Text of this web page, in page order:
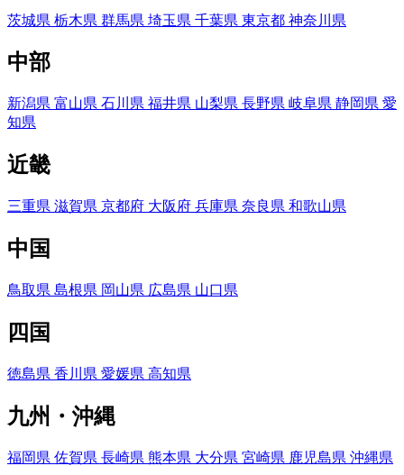
茨城県 栃木県 群馬県 埼玉県 千葉県 東京都 神奈川県
中部
新潟県 富山県 石川県 福井県 山梨県 長野県 岐阜県 静岡県 愛
知県
近畿
三重県 滋賀県 京都府 大阪府 兵庫県 奈良県 和歌山県
中国
鳥取県 島根県 岡山県 広島県 山口県
四国
徳島県 香川県 愛媛県 高知県
九州・沖縄
福岡県 佐賀県 長崎県 熊本県 大分県 宮崎県 鹿児島県 沖縄県